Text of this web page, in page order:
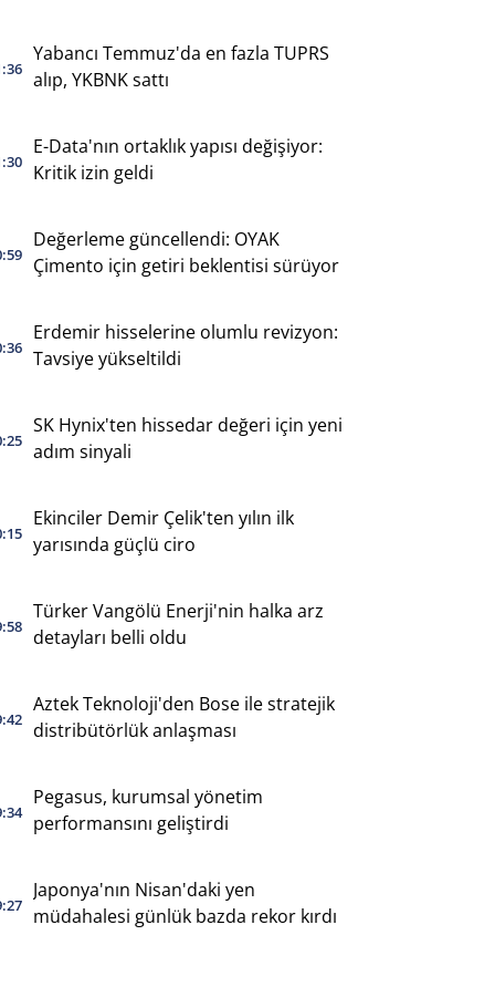
Yabancı Temmuz'da en fazla TUPRS
alıp, YKBNK sattı
E-Data'nın ortaklık yapısı değişiyor:
Kritik izin geldi
Değerleme güncellendi: OYAK
Çimento için getiri beklentisi sürüyor
Erdemir hisselerine olumlu revizyon:
Tavsiye yükseltildi
SK Hynix'ten hissedar değeri için yeni
adım sinyali
Ekinciler Demir Çelik'ten yılın ilk
yarısında güçlü ciro
Türker Vangölü Enerji'nin halka arz
detayları belli oldu
Aztek Teknoloji'den Bose ile stratejik
distribütörlük anlaşması
Pegasus, kurumsal yönetim
performansını geliştirdi
Japonya'nın Nisan'daki yen
müdahalesi günlük bazda rekor kırdı